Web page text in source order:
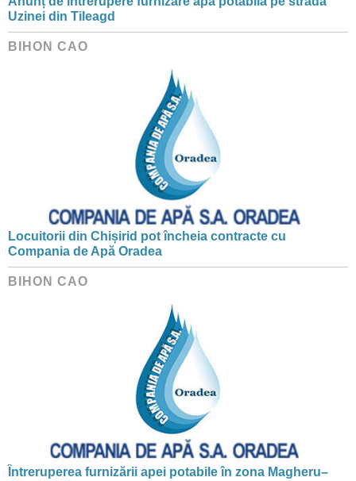
Uzinei din Tileagd
BIHON CAO
Locuitorii din Chișirid pot încheia contracte cu
Compania de Apă Oradea
BIHON CAO
Întreruperea furnizării apei potabile în zona Magheru–